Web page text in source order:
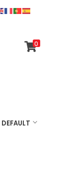
0
DEFAULT